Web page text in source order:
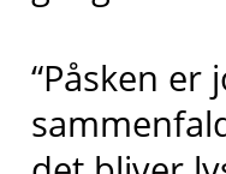
“Påsken er